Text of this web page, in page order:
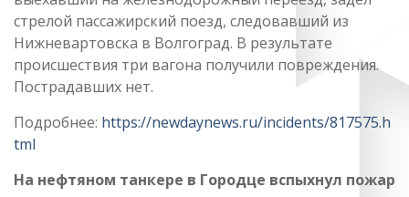
стрелой пассажирский поезд, следовавший из
Нижневартовска в Волгоград. В результате
происшествия три вагона получили повреждения.
Пострадавших нет.
Подробнее: https://newdaynews.ru/incidents/817575.h
tml
На нефтяном танкере в Городце вспыхнул пожар